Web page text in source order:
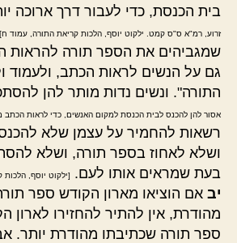
בית הכנסת, כדי לעבור דרך ארוכה
זרוע, רמ"א ס"ס קמט. ילקוט יוסף, הלכות קריאת התורה, עמוד ח]
שמגביהים את הספר תורה להראות
גם על הנשים לראות הכתב, ולעמוד
התורה". ונשים נדות מותר להן
אסור להן להכנס לבית הכנסת למקום האנשים, כדי לראות הכתב
רשאות להחמיר על עצמן שלא
ושלא לאחוז בספר תורה, ושלא
בעת שמראים אותו לעם.
[ילקוט יוסף,
יב אם הוציאו מארון הקודש ספר
מהודרת, אין להתיר להחזירו לארון
ספר תורה שכתיבתו מהודרת יותר.